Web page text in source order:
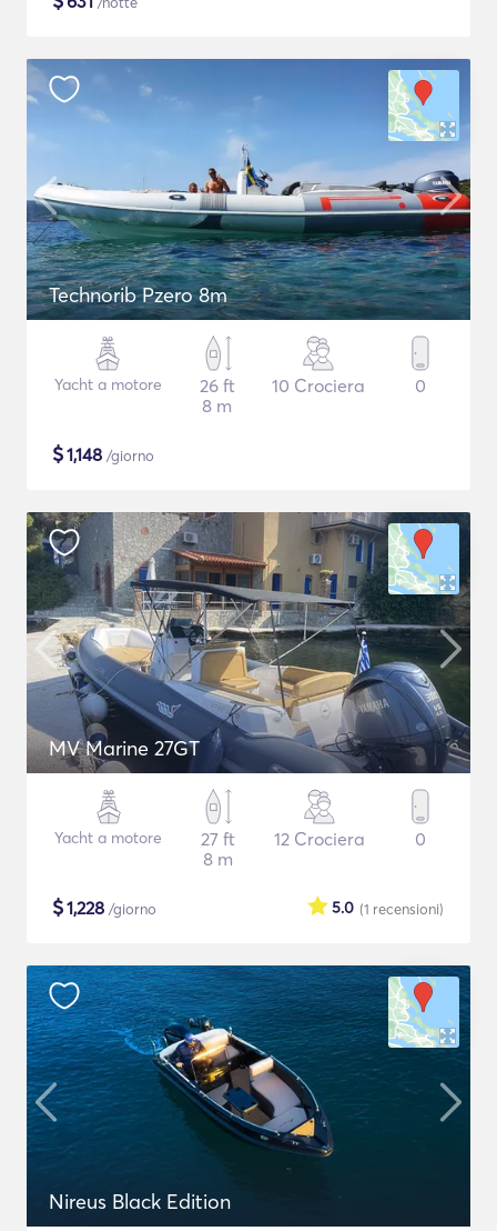
Technorib Pzero 8m
Yacht a motore
26 ft
8 m
10 Crociera 0
$1,148 /giorno
MV Marine 27GT
Yacht a motore
27 ft
8 m
12 Crociera 0
$1,228 /giorno (1 recensioni)
5.0
Nireus Black Edition